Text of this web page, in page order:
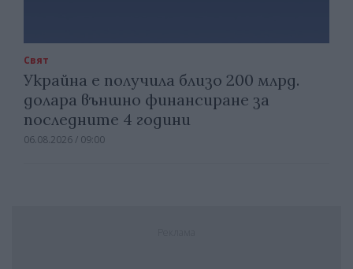
Свят
Украйна е получила близо 200 млрд.
долара външно финансиране за
последните 4 години
06.08.2026 / 09:00